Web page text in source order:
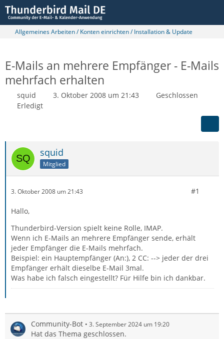
Allgemeines Arbeiten / Konten einrichten / Installation & Update
E-Mails an mehrere Empfänger - E-Mails
mehrfach erhalten
squid 3. Oktober 2008 um 21:43
Geschlossen
Erledigt
squid
Mitglied
3. Oktober 2008 um 21:43 #1
Hallo,
Thunderbird-Version spielt keine Rolle, IMAP.
Wenn ich E-Mails an mehrere Empfänger sende, erhält
jeder Empfänger die E-Mails mehrfach.
Beispiel: ein Hauptempfänger (An:), 2 CC: --> jeder der drei
Empfänger erhält dieselbe E-Mail 3mal.
Was habe ich falsch eingestellt? Für Hilfe bin ich dankbar.
Community-Bot 3. September 2024 um 19:20
Hat das Thema geschlossen.